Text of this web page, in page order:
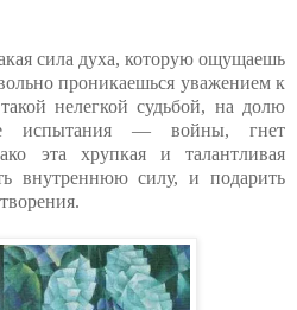
сила духа, которую ощущаешь
проникаешься уважением к
нелегкой судьбой, на долю
испытания — войны, гнет
эта хрупкая и талантливая
внутреннюю силу, и подарить